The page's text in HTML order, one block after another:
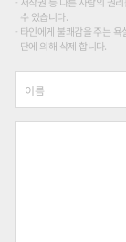
수 있습니다.
타인에게 불쾌감을 주는
단에 의해 삭제 합니다.